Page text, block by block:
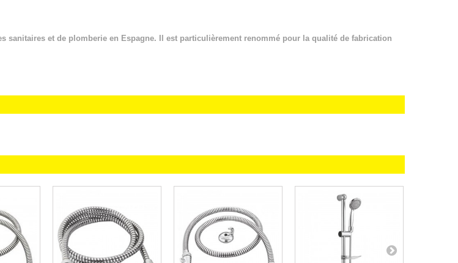
sanitaires et de plomberie en Espagne. Il est particulièrement renommé pour la qualité de fabrication